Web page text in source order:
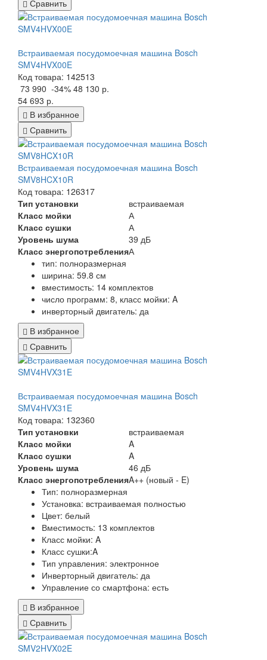
Сравнить
Встраиваемая посудомоечная машина Bosch
SMV4HVX00E
Код товара: 142513
73 990 -34% 48 130 р.
54 693 р.
В избранное
Сравнить
Встраиваемая посудомоечная машина Bosch
SMV8HCX10R
Код товара: 126317
Тип установки
встраиваемая
Класс мойки
А
Класс сушки
А
Уровень шума
39 дБ
Класс энергопотребленияА
тип: полноразмерная
ширина: 59.8 см
вместимость: 14 комплектов
число программ: 8, класс мойки: A
инверторный двигатель: да
В избранное
Сравнить
Встраиваемая посудомоечная машина Bosch
SMV4HVX31E
Код товара: 132360
Тип установки
встраиваемая
Класс мойки
A
Класс сушки
A
Уровень шума
46 дБ
Класс энергопотребленияA++ (новый - E)
Тип: полноразмерная
Установка: встраиваемая полностью
Цвет: белый
Вместимость: 13 комплектов
Класс мойки: A
Класс сушки:A
Тип управления: электронное
Инверторный двигатель: да
Управление со смартфона: есть
В избранное
Сравнить